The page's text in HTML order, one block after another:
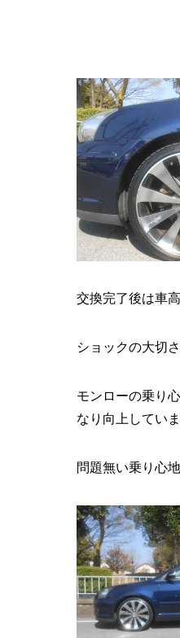
交換完了後は車
ショックの大切
モンローの乗り
なり向上していま
問題無い乗り心地